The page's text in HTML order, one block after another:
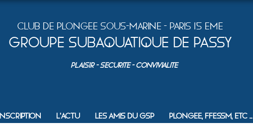
Club de plongEe sous-marine - Paris 15 Eme
Groupe Subaquatique de Passy
PLAISIR - SEcurite - ConvivialitE
Inscription L'actu Les amis du GSP Plongee, FFESSM, etc ...